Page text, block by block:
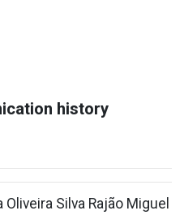
history
Silva Rajão Miguel